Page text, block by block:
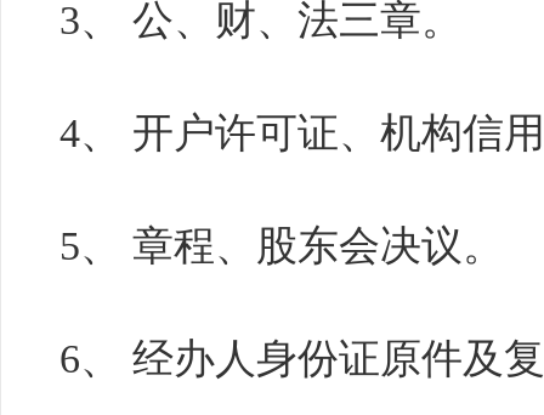
3、 公、财、法三章。
4、 开户许可证、机构信
5、 章程、股东会决议。
6、 经办人身份证原件及